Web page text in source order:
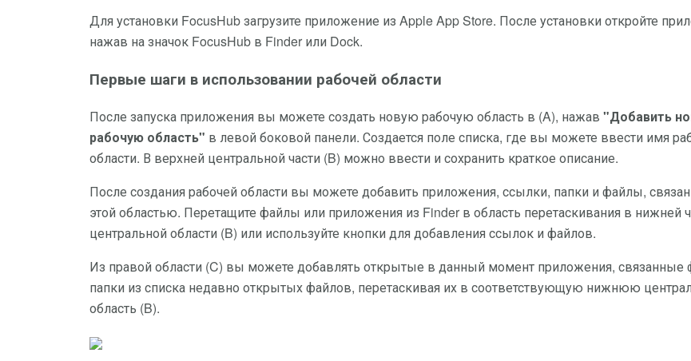
Для установки FocusHub загрузите приложение из Apple App Store. После установки откройте
нажав на значок FocusHub в Finder или Dock.
Первые шаги в использовании рабочей области
После запуска приложения вы можете создать новую рабочую область в (A), нажав "Добавить
рабочую область" в левой боковой панели. Создается поле списка, где вы можете ввести имя
области. В верхней центральной части (B) можно ввести и сохранить краткое описание.
После создания рабочей области вы можете добавить приложения, ссылки, папки и файлы,
этой областью. Перетащите файлы или приложения из Finder в область перетаскивания в нижней
центральной области (B) или используйте кнопки для добавления ссылок и файлов.
Из правой области (C) вы можете добавлять открытые в данный момент приложения, связанные
папки из списка недавно открытых файлов, перетаскивая их в соответствующую нижнюю
область (B).